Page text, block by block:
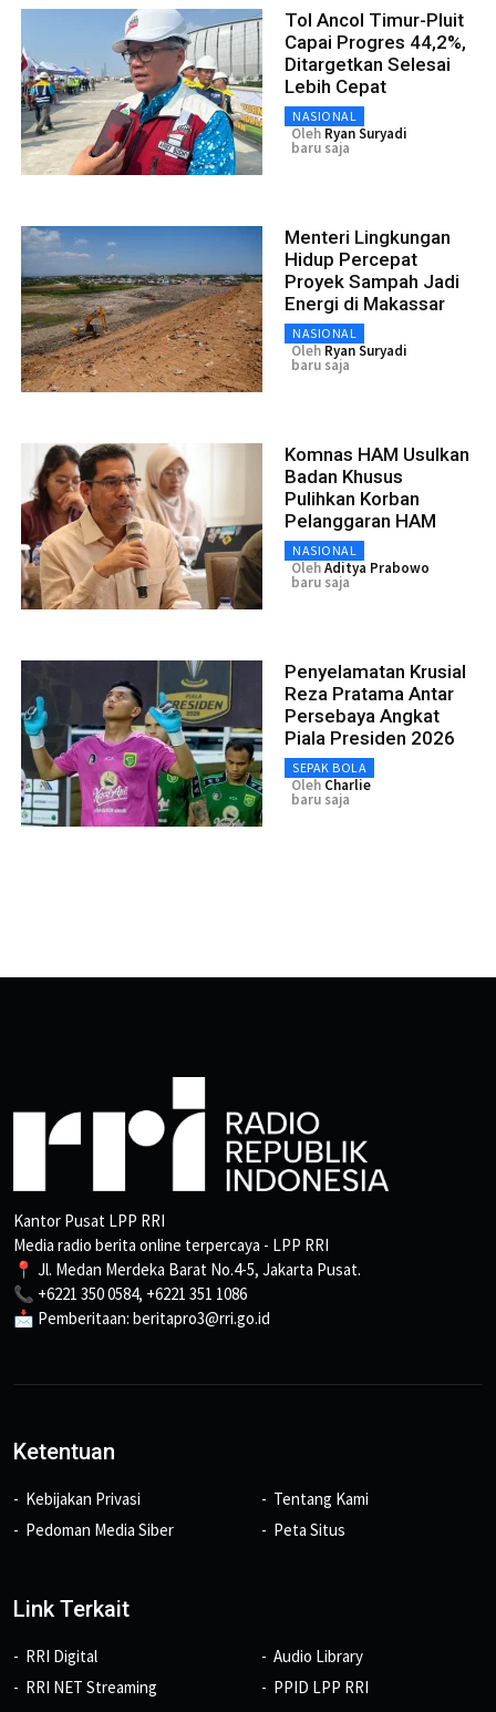
Tol Ancol Timur-Pluit
Capai Progres 44,2%,
Ditargetkan Selesai
Lebih Cepat
NASIONAL
Oleh Ryan Suryadi
baru saja
Menteri Lingkungan
Hidup Percepat
Proyek Sampah Jadi
Energi di Makassar
NASIONAL
Oleh Ryan Suryadi
baru saja
Komnas HAM Usulkan
Badan Khusus
Pulihkan Korban
Pelanggaran HAM
NASIONAL
OlehAditya Prabowo
baru saja
Penyelamatan Krusial
Reza Pratama Antar
Persebaya Angkat
Piala Presiden 2026
SEPAK BOLA
Oleh Charlie
baru saja
Kantor Pusat LPP RRI
Media radio berita online terpercaya - LPP RRI
📍 Jl. Medan Merdeka Barat No.4-5, Jakarta Pusat.
📞 +6221 350 0584, +6221 351 1086
📩 Pemberitaan: beritapro3@rri.go.id
Ketentuan
Kebijakan Privasi
Pedoman Media Siber
Tentang Kami
Peta Situs
Link Terkait
RRI Digital
RRI NET Streaming
Audio Library
PPID LPP RRI